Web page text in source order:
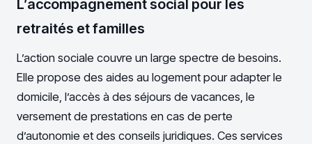
L’accompagnement social pour les
retraités et familles
L’action sociale couvre un large spectre de besoins.
Elle propose des aides au logement pour adapter le
domicile, l’accès à des séjours de vacances, le
versement de prestations en cas de perte
d’autonomie et des conseils juridiques. Ces services